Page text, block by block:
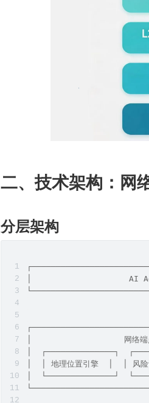
二、技术架构：网
分层架构
│                    AI
│                   网络端
│  ┌──────────────┐
│  │ 地理位置引擎  │  │ 风
│  └──────────────┘